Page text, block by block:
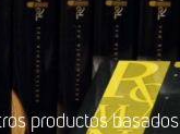
productos basados